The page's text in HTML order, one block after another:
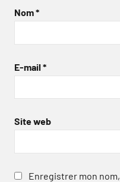
Nom*
E-mail *
Site web
Enregistrer mon